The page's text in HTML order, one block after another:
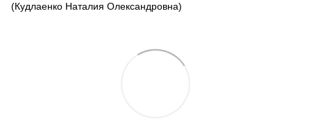
(Кудлаенко Наталия Олександровна)